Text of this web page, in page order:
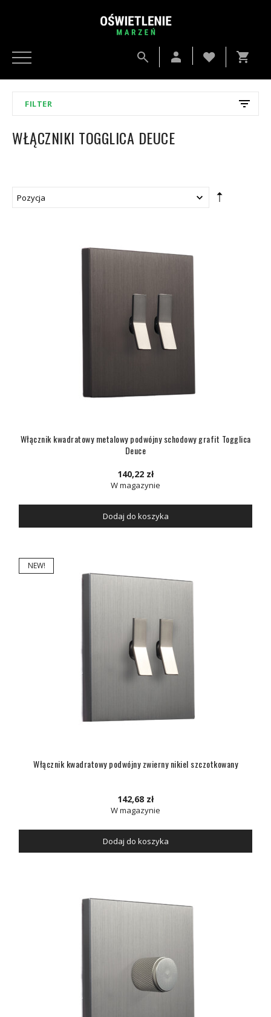
FILTER
WŁĄCZNIKI TOGGLICA DEUCE
Włącznik kwadratowy metalowy podwójny schodowy grafit Togglica
Deuce
140,22 zł
W magazynie
Dodaj do koszyka
NEW!
Włącznik kwadratowy podwójny zwierny nikiel szczotkowany
142,68 zł
W magazynie
Dodaj do koszyka